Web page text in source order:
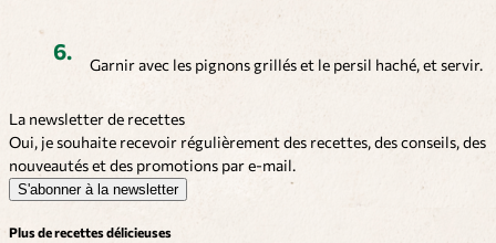
Garnir avec les pignons grillés et le persil haché, et servir.
La newsletter de recettes
Oui, je souhaite recevoir régulièrement des recettes, des conseils, des
nouveautés et des promotions par e-mail.
S'abonner à la newsletter
Plus de recettes délicieuses